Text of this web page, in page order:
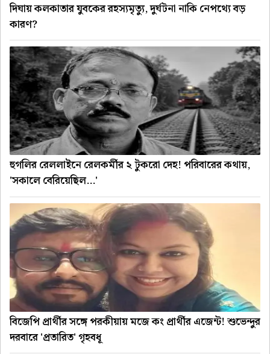
দিঘায় কলকাতার যুবকের রহস্যমৃত্যু, দুর্ঘটনা নাকি নেপথ্যে বড়
কারণ?
হুগলির রেললাইনে রেলকর্মীর ২ টুকরো দেহ! পরিবারের কথায়,
'সকালে বেরিয়েছিল...'
বিজেপি প্রার্থীর সঙ্গে পরকীয়ায় মজে কং প্রার্থীর এজেন্ট! শুভেন্দুর
দরবারে 'প্রতারিত' গৃহবধূ